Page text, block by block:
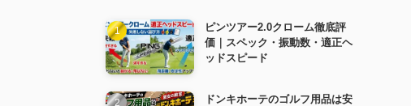
ピンツアー2.0クローム徹底評
価｜スペック・振動数・適正ヘ
ッドスピード
ドンキホーテのゴルフ用品は安